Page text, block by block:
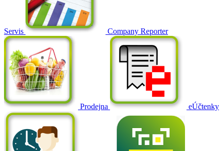
Servis Company Reporter
Prodejna eÚčtenky